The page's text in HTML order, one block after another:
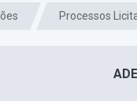
Processos